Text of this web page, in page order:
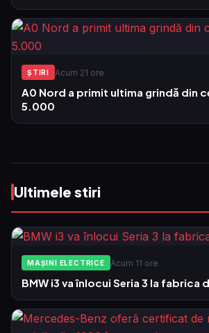
ŞTIRI Acum 21 ore
A0 Nord a primit ultima grindă din
5.000
Ultimele stiri
MAȘINI ELECTRICE Acum 11 ore
BMW i3 va înlocui Seria 3 la fabrica